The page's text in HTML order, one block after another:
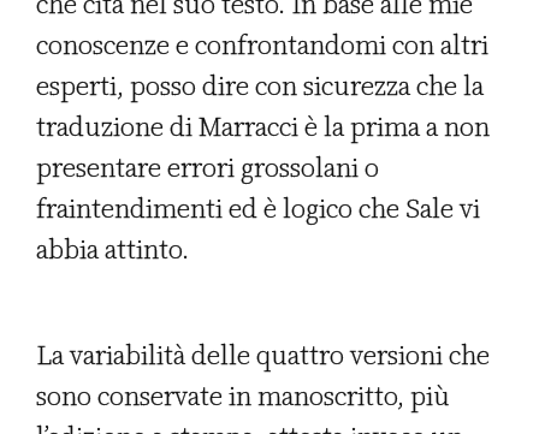
conoscenze e confrontandomi con altri
esperti, posso dire con sicurezza che la
traduzione di Marracci è la prima a non
presentare errori grossolani o
fraintendimenti ed è logico che Sale vi
abbia attinto.
La variabilità delle quattro versioni che
sono conservate in manoscritto, più